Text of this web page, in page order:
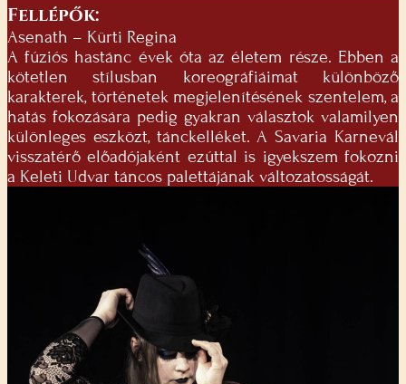
Fellépők:
Asenath – Kürti Regina
A fúziós hastánc évek óta az életem része. Ebben a
kötetlen stílusban koreográfiáimat különböző
karakterek, történetek megjelenítésének szentelem, a
hatás fokozására pedig gyakran választok valamilyen
különleges eszközt, tánckelléket. A Savaria Karnevál
visszatérő előadójaként ezúttal is igyekszem fokozni
a Keleti Udvar táncos palettájának változatosságát.